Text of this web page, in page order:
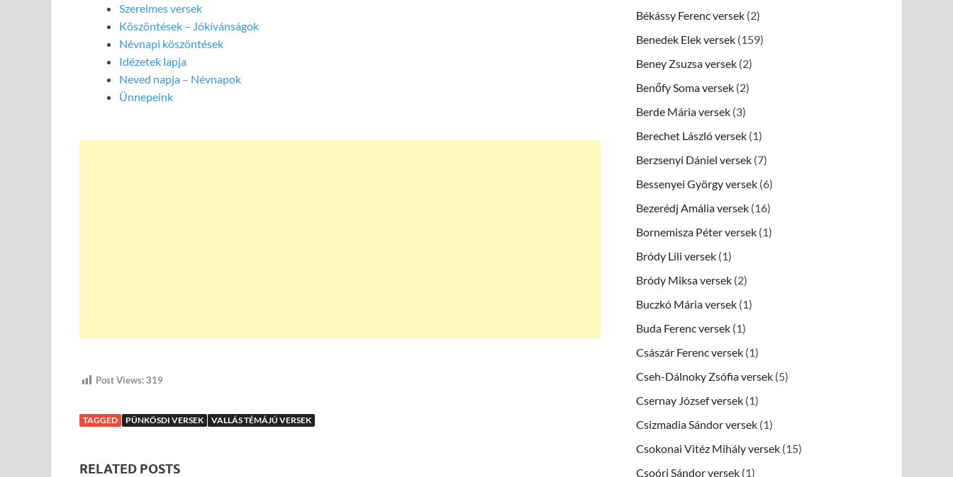
Szerelmes versek
Köszöntések – Jókívánságok
Névnapi köszöntések
Idézetek lapja
Neved napja – Névnapok
Ünnepeink
Post Views:319
TAGGED PÜNKÖSDI VERSEK VALLÁS TÉMÁJÚ VERSEK
RELATED POSTS
Békássy Ferenc versek (2)
Benedek Elek versek (159)
Beney Zsuzsa versek (2)
Benőfy Soma versek (2)
Berde Mária versek (3)
Berechet László versek (1)
Berzsenyi Dániel versek (7)
Bessenyei György versek (6)
Bezerédj Amália versek (16)
Bornemisza Péter versek (1)
Bródy Lili versek (1)
Bródy Miksa versek (2)
Buczkó Mária versek (1)
Buda Ferenc versek (1)
Császár Ferenc versek (1)
Cseh-Dálnoky Zsófia versek (5)
Csernay József versek (1)
Csizmadia Sándor versek (1)
Csokonai Vitéz Mihály versek (15)
Csoóri Sándor versek (1)